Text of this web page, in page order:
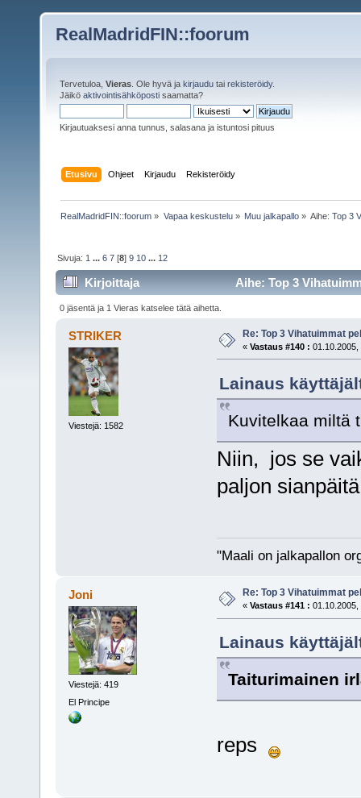
RealMadridFIN::foorum
Tervetuloa, Vieras . Ole hyvä ja kirjaudu tai rekisteröidy.
Jäikö aktivointisähköposti saamatta?
Kirjautuaksesi anna tunnus, salasana ja istuntosi pituus
Etusivu Ohjeet Kirjaudu Rekisteröidy
RealMadridFIN::foorum » Vapaa keskustelu» Muu jalkapallo» Aihe:Top 3
Sivuja: 1 ...6 7 [8]9 10 ... 12
Kirjoittaja Aihe: Top 3
0 jäsentä ja 1 Vieras katselee tätä aihetta.
STRIKER
Viestejä: 1582
Re: Top 3 Vihatuimmat
« Vastaus #140 : 01.10.2005,
Lainaus
Kuvitelkaa miltä
Niin, jos se
paljon
"Maali on jalkapallon
Joni
Viestejä: 419
El Principe
Re: Top 3 Vihatuimmat
« Vastaus #141 : 01.10.2005,
Lainaus
Taiturimainen
reps